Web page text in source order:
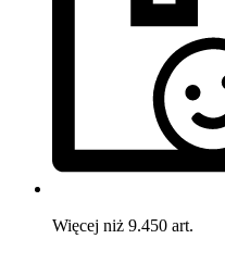
Więcej niż 9.450 art.